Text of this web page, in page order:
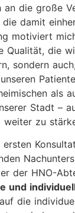
an die große
damit
motiviert
Qualität, die
sondern
als
Stadt –
weiter zu
ersten
der HNO-
und
die